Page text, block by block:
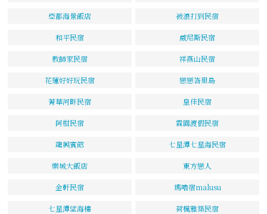
亞都海景飯店 被浪打到民宿
和平民宿 威尼斯民宿
教師家民宿 祥燕山民宿
花蓮好好玩民宿 戀戀峇里島
菁華河畔民宿 皇佳民宿
阿柑民宿 霖園渡假民宿
龍興賓館 七星潭七星海民宿
樂城大飯店 東方戀人
金軒民宿 瑪嚕宿malusu
七星潭望海樓 荷楓雅築民宿